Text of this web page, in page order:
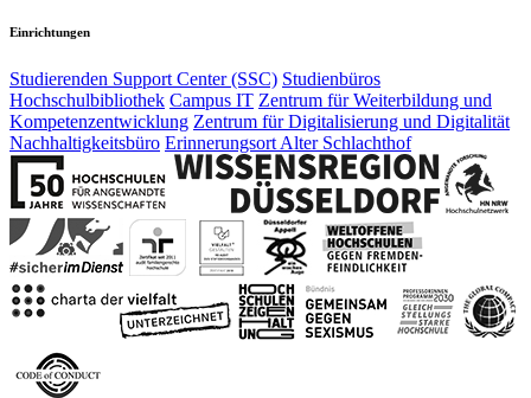
Einrichtungen
Studierenden Support Center (SSC) Studienbüros
Hochschulbibliothek Campus IT Zentrum für Weiterbildung und
Kompetenzentwicklung Zentrum für Digitalisierung und Digitalität
Nachhaltigkeitsbüro Erinnerungsort Alter Schlachthof